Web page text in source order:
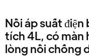
Nồi áp suất
tích 4L, có màn
lòng nồi chống